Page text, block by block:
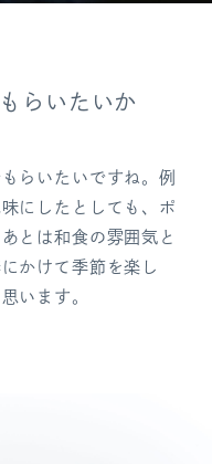
らいたいか
らいたいですね。例
にしたとしても、ポ
とは和食の雰囲気と
かけて季節を楽し
います。